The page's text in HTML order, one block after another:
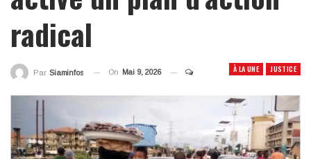
radical
À LA UNE JUSTICE
Par Siaminfos On Mai 9, 2026